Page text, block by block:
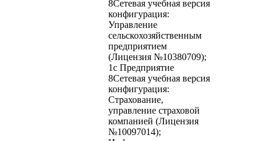
8Сетевая учебная версия
конфигурация:
Управление
сельскохозяйственным
предприятием
(Лицензия №10380709);
1с Предприятие
8Сетевая учебная версия
конфигурация:
Страхование,
управление страховой
компанией (Лицензия
№10097014);